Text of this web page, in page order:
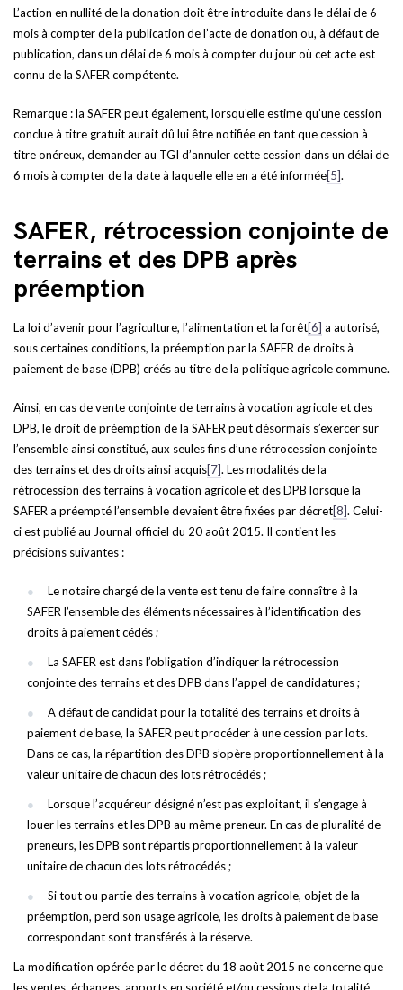
L’action en nullité de la donation doit être introduite dans le délai de 6
mois à compter de la publication de l’acte de donation ou, à défaut de
publication, dans un délai de 6 mois à compter du jour où cet acte est
connu de la SAFER compétente.
Remarque : la SAFER peut également, lorsqu’elle estime qu’une cession
conclue à titre gratuit aurait dû lui être notifiée en tant que cession à
titre onéreux, demander au TGI d’annuler cette cession dans un délai de
6 mois à compter de la date à laquelle elle en a été informée[5].
SAFER, rétrocession conjointe de
terrains et des DPB après
préemption
La loi d’avenir pour l’agriculture, l’alimentation et la forêt[6] a autorisé,
sous certaines conditions, la préemption par la SAFER de droits à
paiement de base (DPB) créés au titre de la politique agricole commune.
Ainsi, en cas de vente conjointe de terrains à vocation agricole et des
DPB, le droit de préemption de la SAFER peut désormais s’exercer sur
l’ensemble ainsi constitué, aux seules fins d’une rétrocession conjointe
des terrains et des droits ainsi acquis[7]. Les modalités de la
rétrocession des terrains à vocation agricole et des DPB lorsque la
SAFER a préempté l’ensemble devaient être fixées par décret[8]. Celui-
ci est publié au Journal officiel du 20 août 2015. Il contient les
précisions suivantes :
Le notaire chargé de la vente est tenu de faire connaître à la
SAFER l’ensemble des éléments nécessaires à l’identification des
droits à paiement cédés ;
La SAFER est dans l’obligation d’indiquer la rétrocession
conjointe des terrains et des DPB dans l’appel de candidatures ;
A défaut de candidat pour la totalité des terrains et droits à
paiement de base, la SAFER peut procéder à une cession par lots.
Dans ce cas, la répartition des DPB s’opère proportionnellement à la
valeur unitaire de chacun des lots rétrocédés ;
Lorsque l’acquéreur désigné n’est pas exploitant, il s’engage à
louer les terrains et les DPB au même preneur. En cas de pluralité de
preneurs, les DPB sont répartis proportionnellement à la valeur
unitaire de chacun des lots rétrocédés ;
Si tout ou partie des terrains à vocation agricole, objet de la
préemption, perd son usage agricole, les droits à paiement de base
correspondant sont transférés à la réserve.
La modification opérée par le décret du 18 août 2015 ne concerne que